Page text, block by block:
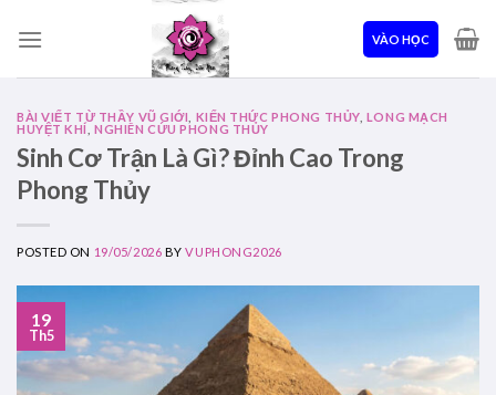
VÀO HỌC
BÀI VIẾT TỪ THẦY VŨ GIỚI KIẾN THỨC PHONG THỦY, LONG MẠCH
HUYỆT KHÍ ,NGHIÊN CỨU PHONG THỦY
Sinh Cơ Trận Là Gì? Đỉnh Cao Trong
Phong Thủy
POSTED ON 19/05/2026 BYVUPHONG2026
19
Th5